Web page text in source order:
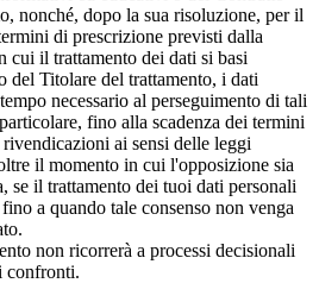
nonché, dopo la sua risoluzione, per il
di prescrizione previsti dalla
cui il trattamento dei dati si basi
del Titolare del trattamento, i dati
necessario al perseguimento di tali
fino alla scadenza dei termini
ai sensi delle leggi
il momento in cui l'opposizione sia
se il trattamento dei tuoi dati personali
a quando tale consenso non venga
non ricorrerà a processi decisionali
confronti.